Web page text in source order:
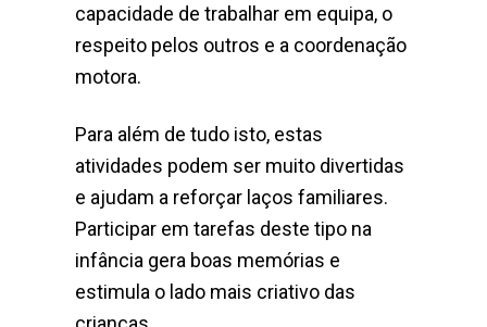
capacidade de trabalhar em equipa, o
respeito pelos outros e a coordenação
motora.
Para além de tudo isto, estas
atividades podem ser muito divertidas
e ajudam a reforçar laços familiares.
Participar em tarefas deste tipo na
infância gera boas memórias e
estimula o lado mais criativo das